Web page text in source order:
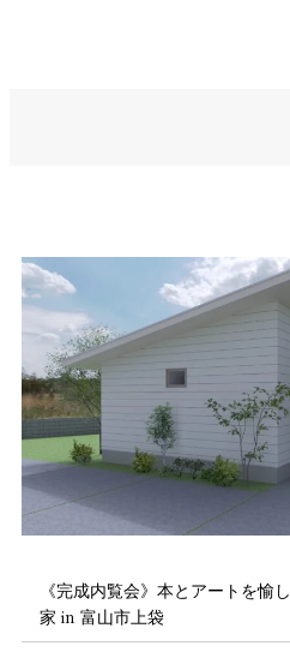
《完成内覧会》本とアートを愉
家 in 富山市上袋